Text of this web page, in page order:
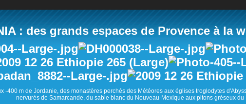
: des grands espaces de Provence à la
-400 m de Jordanie, des monastères perchés des Météores aux églises troglodytes
nervurés de Samarcande, du sable blanc du Nouveau-Mexique aux pitons gréseux du